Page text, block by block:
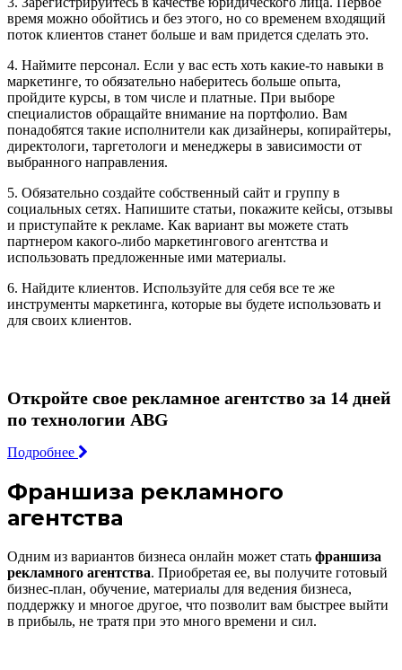
время можно обойтись и без этого, но со временем входящий
поток клиентов станет больше и вам придется сделать это.
4. Наймите персонал. Если у вас есть хоть какие-то навыки в
маркетинге, то обязательно наберитесь больше опыта,
пройдите курсы, в том числе и платные. При выборе
специалистов обращайте внимание на портфолио. Вам
понадобятся такие исполнители как дизайнеры, копирайтеры,
директологи, таргетологи и менеджеры в зависимости от
выбранного направления.
5. Обязательно создайте собственный сайт и группу в
социальных сетях. Напишите статьи, покажите кейсы, отзывы
и приступайте к рекламе. Как вариант вы можете стать
партнером какого-либо маркетингового агентства и
использовать предложенные ими материалы.
6. Найдите клиентов. Используйте для себя все те же
инструменты маркетинга, которые вы будете использовать и
для своих клиентов.
Откройте свое рекламное агентство за 14 дней
по технологии ABG
Подробнее
Франшиза рекламного
агентства
Одним из вариантов бизнеса онлайн может стать франшиза
рекламного агентства. Приобретая ее, вы получите готовый
бизнес-план, обучение, материалы для ведения бизнеса,
поддержку и многое другое, что позволит вам быстрее выйти
в прибыль, не тратя при это много времени и сил.